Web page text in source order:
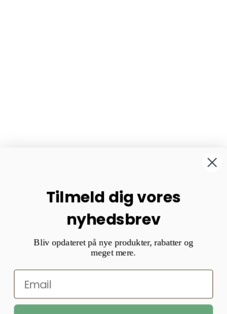
Tilmeld dig vores
nyhedsbrev
Bliv opdateret på nye produkter, rabatter og
meget mere.